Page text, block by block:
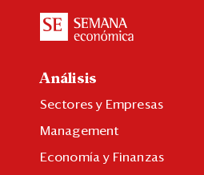
Análisis
Sectores y Empresas
Management
Economía y Finanzas